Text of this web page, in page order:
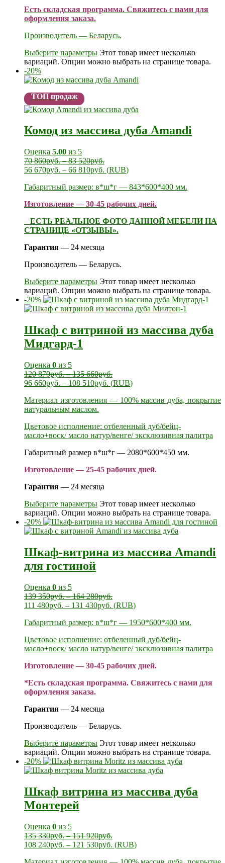
Есть складская программа. Свяжитесь с нами для
оформления заказа.
Производитель — Беларусь.
Выберите параметры Этот товар имеет несколько
вариаций. Опции можно выбрать на странице товара.
-20%
ТОП продаж
Комод из массива дуба Amandi
Оценка 5.00 из 5
70 860руб.–83 520руб.
56 670руб. – 66 810руб. (RUB)
Габаритный размер: в*ш*г — 843*600*400 мм.
Изготовление — 30-45 рабочих дней.
ЕСТЬ РЕАЛЬНОЕ ФОТО ДАННОЙ МЕБЕЛИ НА
СТРАНИЦЕ «ОТЗЫВЫ».
Гарантия — 24 месяца
Производитель — Беларусь.
Выберите параметры Этот товар имеет несколько
вариаций. Опции можно выбрать на странице товара.
-20%
Шкаф с витриной из массива дуба
Мидгард-1
Оценка 0 из 5
120 870руб.–135 660руб.
96 660руб. – 108 510руб. (RUB)
Материал изготовления — 100% массив дуба, покрытие
натуральным маслом.
Цветовое исполнение: отбеленный дуб/бейц-
масло+воск/ масло натур/венге/ эксклюзивная палитра
Габаритный размер в*ш*г — 2080*600*450 мм.
Изготовление — 25-45 рабочих дней.
Гарантия — 24 месяца
Выберите параметры Этот товар имеет несколько
вариаций. Опции можно выбрать на странице товара.
-20%
Шкаф-витрина из массива Amandi
для гостиной
Оценка 0 из 5
139 350руб.–164 280руб.
111 480руб. – 131 430руб. (RUB)
Габаритный размер: в*ш*г — 1950*600*400 мм.
Цветовое исполнение: отбеленный дуб/бейц-
масло+воск/ масло натур/венге/ эксклюзивная палитра
Изготовление — 30-45 рабочих дней.
*Есть складская программа. Свяжитесь с нами для
оформления заказа.
Гарантия — 24 месяца
Производитель — Беларусь.
Выберите параметры Этот товар имеет несколько
вариаций. Опции можно выбрать на странице товара.
-20%
Шкаф витрина из массива дуба
Монтерей
Оценка 0 из 5
135 330руб.–151 920руб.
108 240руб. – 121 530руб. (RUB)